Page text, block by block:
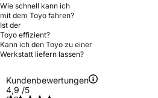
Wie schnell kann ich
mit dem Toyo fahren?
Ist der
Toyo effizient?
Kann ich den Toyo zu einer
Werkstatt liefern lassen?
Kundenbewertungen
4,9 /5